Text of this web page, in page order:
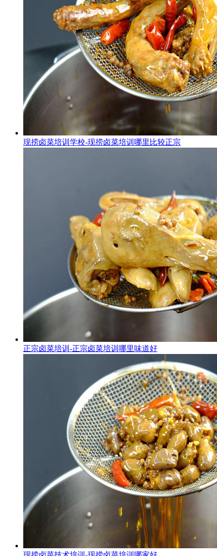
现捞卤菜培训学校-现捞卤菜培训哪里比较正宗
正宗卤菜培训-正宗卤菜培训哪里味道好